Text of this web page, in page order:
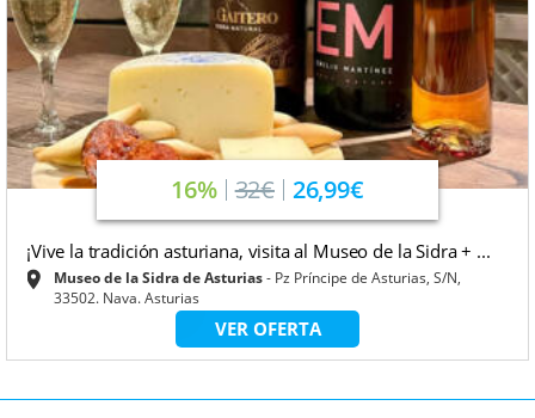
16% 32€ 26,99€
¡Vive la tradición asturiana, visita al Museo de la Sidra + ...
Museo de la Sidra de Asturias
Pz Príncipe de Asturias, S/N,
33502. Nava. Asturias
VER OFERTA